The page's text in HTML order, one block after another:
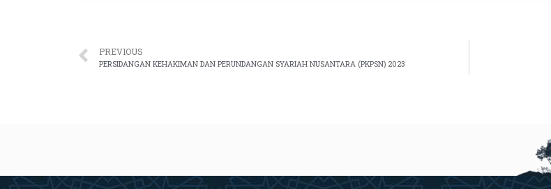
PREVIOUS
PERSIDANGAN KEHAKIMAN DAN PERUNDANGAN SYARIAH NUSANTARA (PKPSN) 2023